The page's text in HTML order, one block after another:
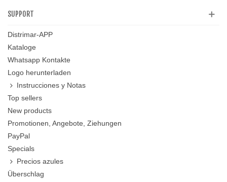
SUPPORT
Distrimar-APP
Kataloge
Whatsapp Kontakte
Logo herunterladen
Instrucciones y Notas
Top sellers
New products
Promotionen, Angebote, Ziehungen
PayPal
Specials
Precios azules
Überschlag